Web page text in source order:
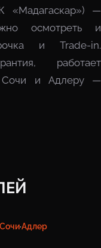
«Мадагаскар») —
осмотреть и
и Trade-in.
работает
Сочи и Адлеру —
Сочи·Адлер